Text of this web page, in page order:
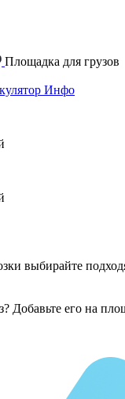
Площадка для грузов
Инфо
выбирайте
Добавьте его на